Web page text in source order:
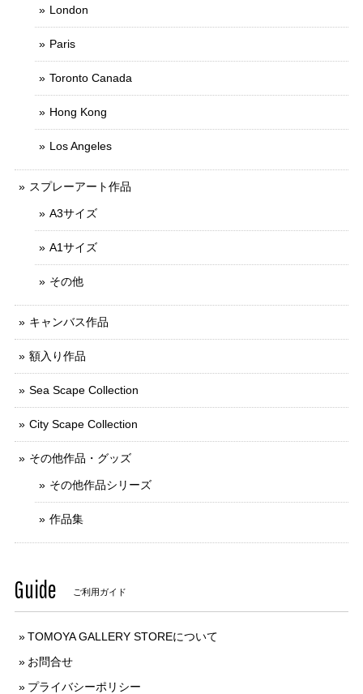
London
Paris
Toronto Canada
Hong Kong
Los Angeles
スプレーアート作品
A3サイズ
A1サイズ
その他
キャンバス作品
額入り作品
Sea Scape Collection
City Scape Collection
その他作品・グッズ
その他作品シリーズ
作品集
Guide ご利用ガイド
TOMOYA GALLERY STOREについて
お問合せ
プライバシーポリシー